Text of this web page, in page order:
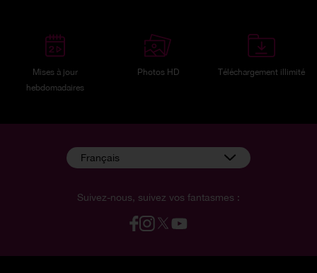
Mises à jour
hebdomadaires
Photos HD Téléchargement illimité
Suivez-nous, suivez vos fantasmes :
Français